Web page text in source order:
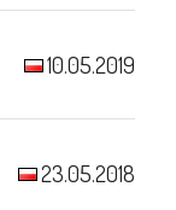
10.05.2019
23.05.2018